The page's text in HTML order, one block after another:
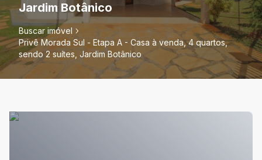
Jardim Botânico
Buscar imóvel
Privê Morada Sul - Etapa A - Casa à venda, 4 quartos,
sendo 2 suítes, Jardim Botânico